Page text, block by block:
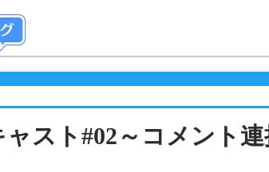
スト#02～コメント連